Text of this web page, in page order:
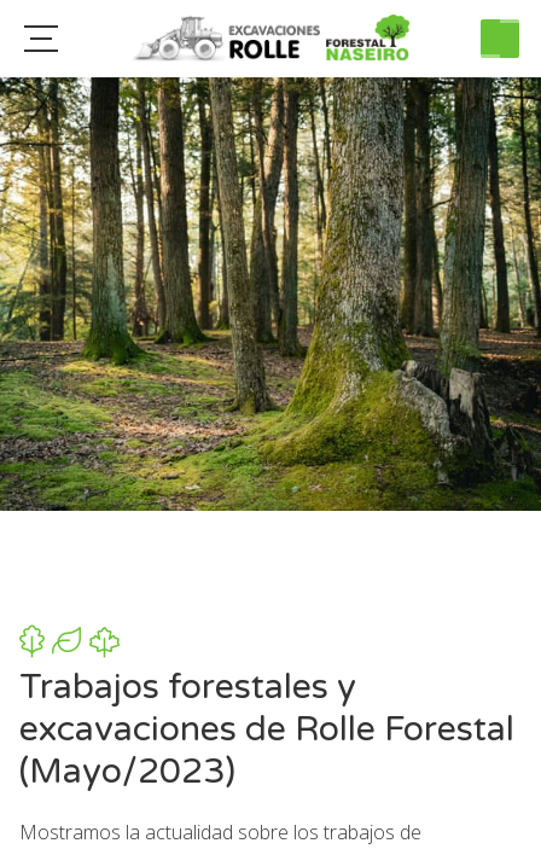
Trabajos forestales y
excavaciones de Rolle Forestal
(Mayo/2023)
Mostramos la actualidad sobre los trabajos de